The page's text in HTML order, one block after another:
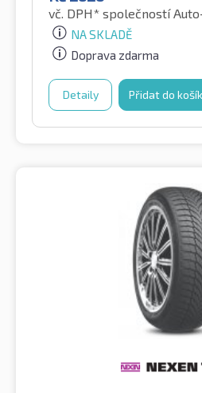
vč. DPH* společností
NA SKLADĚ
Doprava zdarma
Detaily Přidat do